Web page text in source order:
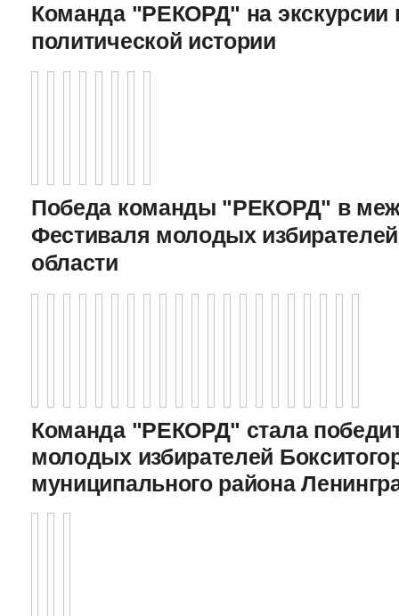
Команда "РЕКОРД" на экскурсии
политической истории
Победа команды "РЕКОРД" в
Фестиваля молодых
области
Команда "РЕКОРД" стала
молодых избирателей
муниципального района